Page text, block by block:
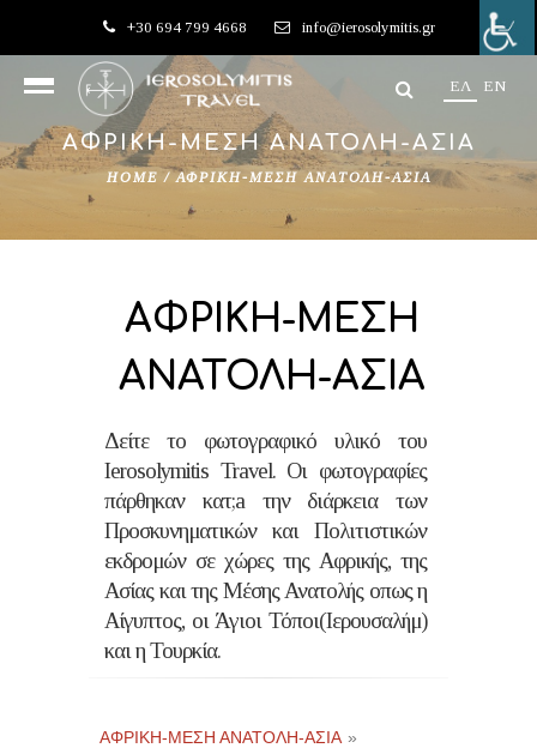
+30 694 799 4668 info@ierosolymitis.gr
EΛ EN
ΑΦΡΙΚΗ-ΜΕΣΗ ΑΝΑΤΟΛΗ-ΑΣΙΑ
HOME /ΑΦΡΙΚΗ-ΜΕΣΗ ΑΝΑΤΟΛΗ-ΑΣΙΑ
ΑΦΡΙΚΗ-ΜΕΣΗ
ΑΝΑΤΟΛΗ-ΑΣΙΑ
Δείτε το φωτογραφικό υλικό του
Ierosolymitis Travel. Οι φωτογραφίες
πάρθηκαν κατ;a την διάρκεια των
Προσκυνηματικών και Πολιτιστικών
εκδρομών σε χώρες της Αφρικής, της
Ασίας και της Μέσης Ανατολής οπως η
Αίγυπτος, οι Άγιοι Τόποι(Ιερουσαλήμ)
και η Τουρκία.
ΑΦΡΙΚΉ-ΜΈΣΗ ΑΝΑΤΟΛΉ-ΑΣΊΑ »